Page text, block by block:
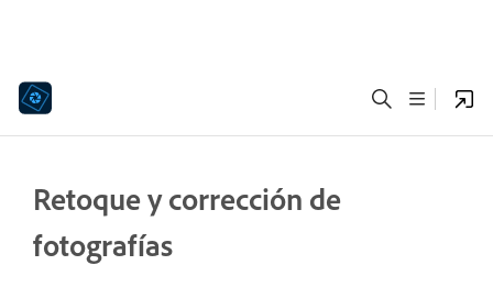
Retoque y corrección de
fotografías